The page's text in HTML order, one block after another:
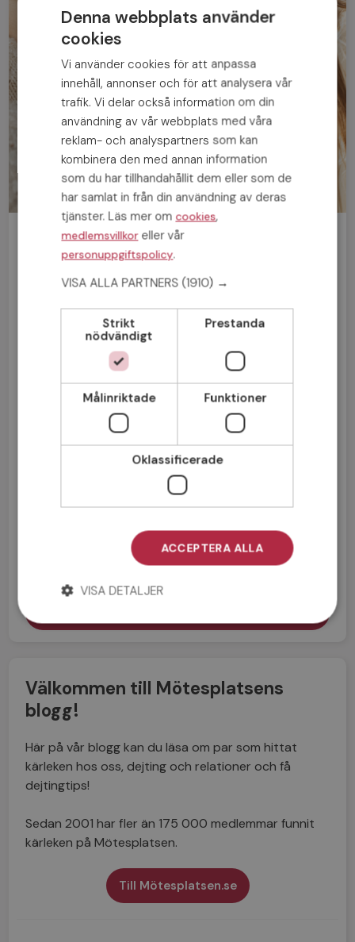
Bli medlem gratis!
Man
Medlemsvillkoren
Personuppgiftspolicyn
Välkommen till Mötesplatsens
blogg!
Här på vår blogg kan du läsa om par som hittat
kärleken hos oss, dejting och relationer och få
dejtingtips!
Sedan 2001 har fler än 175 000 medlemmar funnit
kärleken på Mötesplatsen.
Till Mötesplatsen.se
Denna webbplats använder
cookies
Vi använder cookies för att anpassa
innehåll, annonser och för att analysera vår
trafik. Vi delar också information om din
användning av vår webbplats med våra
reklam- och analyspartners som kan
kombinera den med annan information
som du har tillhandahållit dem eller som de
har samlat in från din användning av deras
tjänster. Läs mer om cookies,
medlemsvillkoreller vår
personuppgiftspolicy.
VISA ALLA PARTNERS (1910) →
Strikt
nödvändigt
Prestanda
Målinriktade Funktioner
Oklassificerade
ACCEPTERA ALLA
VISA DETALJER